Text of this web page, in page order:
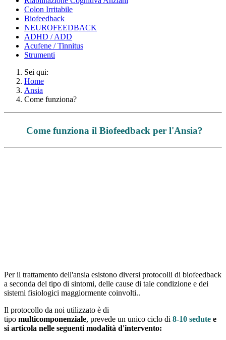
Colon Irritabile
Biofeedback
NEUROFEEDBACK
ADHD / ADD
Acufene / Tinnitus
Strumenti
Sei qui:
Home
Ansia
Come funziona?
Come funziona il Biofeedback per l'Ansia?
Per il trattamento dell'ansia esistono diversi protocolli di biofeedback
a seconda del tipo di sintomi, delle cause di tale condizione e dei
sistemi fisiologici maggiormente coinvolti..
Il protocollo da noi utilizzato è di
tipo multicomponenziale, prevede un unico ciclo di 8-10 sedute e
si articola nelle seguenti modalità d'intervento: